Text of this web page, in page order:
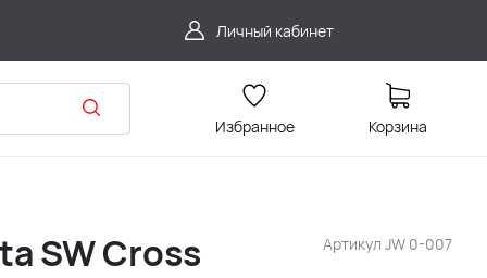
Личный кабинет
Избранное Корзина
Артикул JW 0-007
SW Cross